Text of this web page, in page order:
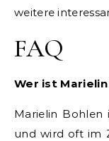
weitere
FAQ
Wer ist Marielin
Marielin Bohlen
und wird oft im